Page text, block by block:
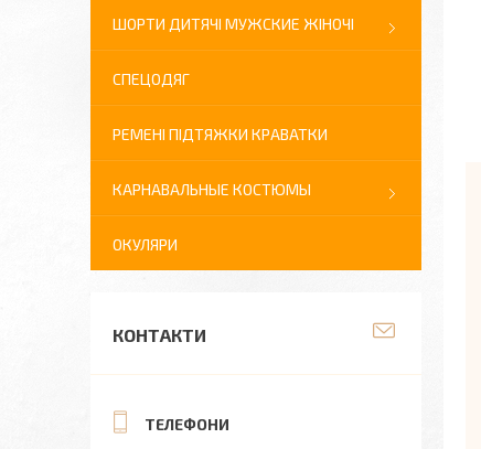
ШОРТИ ДИТЯЧІ МУЖСКИЕ ЖІНОЧІ
СПЕЦОДЯГ
РЕМЕНІ ПІДТЯЖКИ КРАВАТКИ
КАРНАВАЛЬНЫЕ КОСТЮМЫ
ОКУЛЯРИ
КОНТАКТИ